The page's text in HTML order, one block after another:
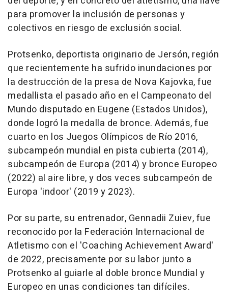
para promover la inclusión de personas y
colectivos en riesgo de exclusión social.
Protsenko, deportista originario de Jersón, región
que recientemente ha sufrido inundaciones por
la destrucción de la presa de Nova Kajovka, fue
medallista el pasado año en el Campeonato del
Mundo disputado en Eugene (Estados Unidos),
donde logró la medalla de bronce. Además, fue
cuarto en los Juegos Olímpicos de Río 2016,
subcampeón mundial en pista cubierta (2014),
subcampeón de Europa (2014) y bronce Europeo
(2022) al aire libre, y dos veces subcampeón de
Europa 'indoor' (2019 y 2023).
Por su parte, su entrenador, Gennadii Zuiev, fue
reconocido por la Federación Internacional de
Atletismo con el 'Coaching Achievement Award'
de 2022, precisamente por su labor junto a
Protsenko al guiarle al doble bronce Mundial y
Europeo en unas condiciones tan difíciles.